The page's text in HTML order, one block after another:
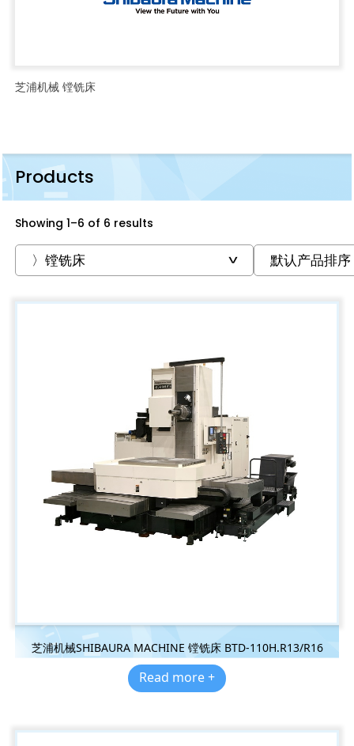
芝浦机械 镗铣床
Products
Showing 1–6 of 6 results
芝浦机械SHIBAURA MACHINE 镗铣床 BTD-110H.R13/R16
Read more +